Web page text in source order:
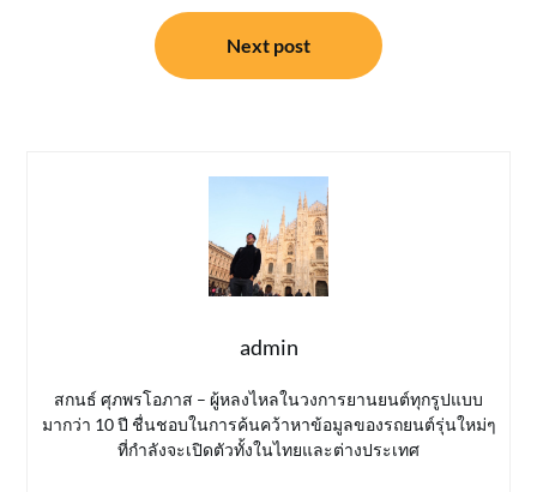
Next post
admin
สกนธ์ ศุภพรโอภาส – ผู้หลงไหลในวงการยานยนต์ทุกรูปแบบ
มากว่า 10 ปี ชื่นชอบในการค้นคว้าหาข้อมูลของรถยนต์รุ่นใหม่ๆ
ที่กำลังจะเปิดตัวทั้งในไทยและต่างประเทศ